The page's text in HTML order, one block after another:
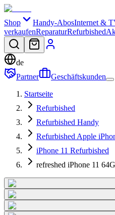
Shop Handy-AbosInternet &
verkaufenReparaturRefurbished
de
Partner
Geschäftskunden
Startseite
Refurbished
Refurbished Handy
Refurbished Apple
iPhone 11 Refurbished
refreshed iPhone 11